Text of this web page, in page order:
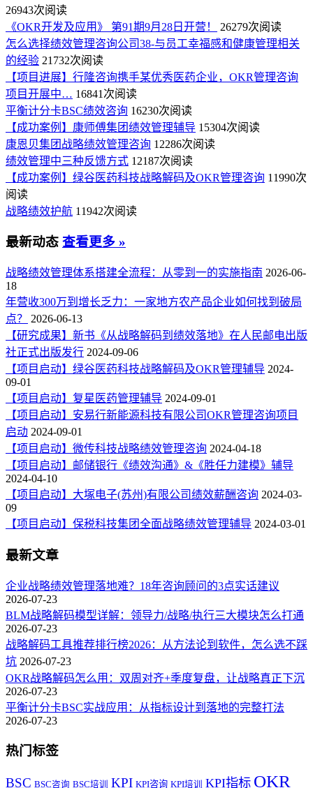
26943次阅读
《OKR开发及应用》 第91期9月28日开营！
26279次阅读
怎么选择绩效管理咨询公司38-与员工幸福感和健康管理相关
的经验 21732次阅读
【项目进展】行隆咨询携手某优秀医药企业，OKR管理咨询
项目开展中… 16841次阅读
平衡计分卡BSC绩效咨询 16230次阅读
【成功案例】康师傅集团绩效管理辅导 15304次阅读
康恩贝集团战略绩效管理咨询 12286次阅读
绩效管理中三种反馈方式 12187次阅读
【成功案例】绿谷医药科技战略解码及OKR管理咨询 11990次
阅读
战略绩效护航 11942次阅读
最新动态 查看更多 »
战略绩效管理体系搭建全流程：从零到一的实施指南 2026-06-
18
年营收300万到增长乏力：一家地方农产品企业如何找到破局
点？
2026-06-13
【研究成果】新书《从战略解码到绩效落地》在人民邮电出版
社正式出版发行 2024-09-06
【项目启动】绿谷医药科技战略解码及OKR管理辅导 2024-
09-01
【项目启动】复星医药管理辅导 2024-09-01
【项目启动】安易行新能源科技有限公司OKR管理咨询项目
启动 2024-09-01
【项目启动】微传科技战略绩效管理咨询 2024-04-18
【项目启动】邮储银行《绩效沟通》&《胜任力建模》辅导
2024-04-10
【项目启动】大塚电子(苏州)有限公司绩效薪酬咨询 2024-03-
09
【项目启动】保税科技集团全面战略绩效管理辅导 2024-03-01
最新文章
企业战略绩效管理落地难？18年咨询顾问的3点实话建议
2026-07-23
BLM战略解码模型详解：领导力/战略/执行三大模块怎么打通
2026-07-23
战略解码工具推荐排行榜2026：从方法论到软件，怎么选不踩
坑 2026-07-23
OKR战略解码怎么用：双周对齐+季度复盘，让战略真正下沉
2026-07-23
平衡计分卡BSC实战应用：从指标设计到落地的完整打法
2026-07-23
热门标签
BSC BSC咨询 BSC培训 KPI KPI咨询 KPI培训 KPI指标 OKR